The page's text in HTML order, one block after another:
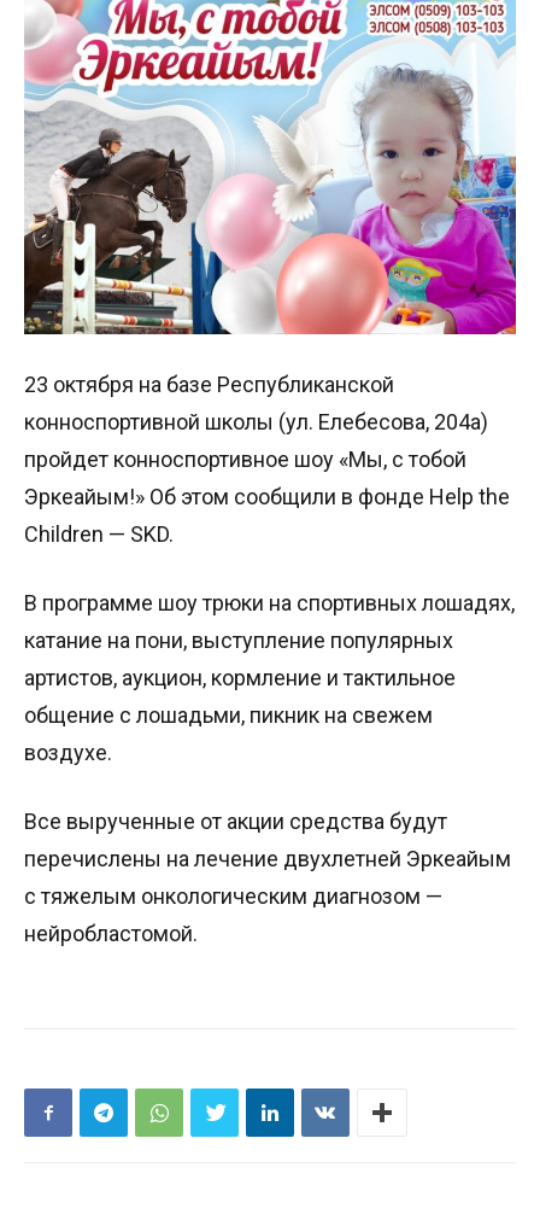
23 октября на базе Республиканской
конноспортивной школы (ул. Елебесова, 204а)
пройдет конноспортивное шоу «Мы, с тобой
Эркеайым!» Об этом сообщили в фонде Неlp the
Children — SKD.
В программе шоу трюки на спортивных лошадях,
катание на пони, выступление популярных
артистов, аукцион, кормление и тактильное
общение с лошадьми, пикник на свежем
воздухе.
Все вырученные от акции средства будут
перечислены на лечение двухлетней Эркеайым
с тяжелым онкологическим диагнозом —
нейробластомой.